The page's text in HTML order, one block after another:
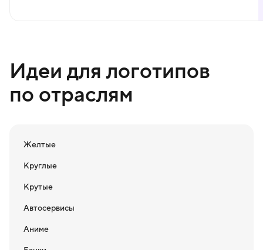
Идеи для логотипов
по отраслям
Желтые
Круглые
Крутые
Автосервисы
Аниме